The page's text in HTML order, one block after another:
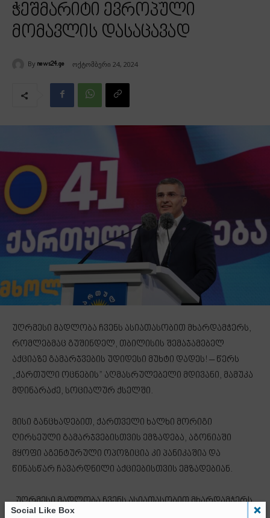
ჭეშმარიტი ევროპული
მომავლის დასაცავად
By news24.ge ოქტომბერი 24, 2024
უღრმესი მადლობა ჩვენს ასიათასობით მხარდამჭერს,
რომლებმაც გუშინდელ, თბილისის შემაჯამებელ
აქციაზე გამარჯვების უდიდესი მუხტი დადეს! – წერს
„ქართული ოცნების” აღმასრულებელი მდივანი, მამუკა
მდინარაძე, სოციალურ ქსელში.
მისი განცხადებით, ქართველი ხალხი მორიგი
ღირსეული გამარჯვებისთვის ემზადება, აგონიაში
მყოფი აგენტურული ოპოზიცია კი პანიკაშია და
წინასწარ ჩავარდნილი აქციებისთვის ემზადებიან.
„უღრმესი მადლობა ჩვენს ასიათასობით მხარდამჭერს,
Social Like Box